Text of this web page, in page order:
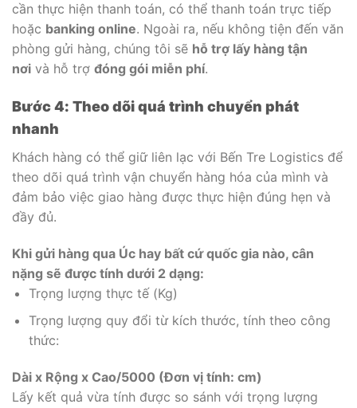
cần thực hiện thanh toán, có thể thanh toán trực tiếp
hoặc banking online. Ngoài ra, nếu không tiện đến văn
phòng gửi hàng, chúng tôi sẽ hỗ trợ lấy hàng tận
nơi và hỗ trợ đóng gói miễn phí.
Bước 4: Theo dõi quá trình chuyển phát
nhanh
Khách hàng có thể giữ liên lạc với Bến Tre Logistics để
theo dõi quá trình vận chuyển hàng hóa của mình và
đảm bảo việc giao hàng được thực hiện đúng hẹn và
đầy đủ.
Khi gửi hàng qua Úc hay bất cứ quốc gia nào, cân
nặng sẽ được tính dưới 2 dạng:
Trọng lượng thực tế (Kg)
Trọng lượng quy đổi từ kích thước, tính theo công
thức:
Dài x Rộng x Cao/5000 (Đơn vị tính: cm)
Lấy kết quả vừa tính được so sánh với trọng lượng